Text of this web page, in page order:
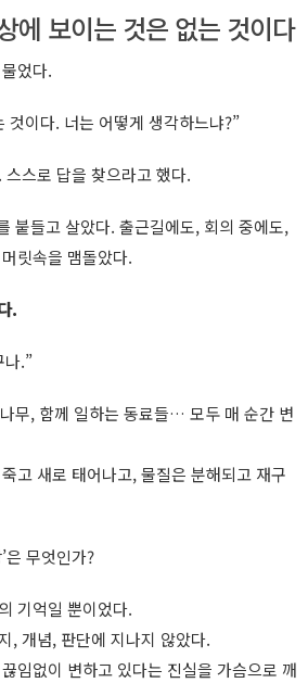
에 보이는 것은 없는 것이다
었다.
것이다. 너는 어떻게 생각하느냐?”
스로 답을 찾으라고 했다.
붙들고 살았다. 출근길에도, 회의 중에도,
릿속을 맴돌았다.
.
나.”
무, 함께 일하는 동료들… 모두 매 순간 변
고 새로 태어나고, 물질은 분해되고 재구
은 무엇인가?
기억일 뿐이었다.
, 개념, 판단에 지나지 않았다.
임없이 변하고 있다는 진실을 가슴으로 깨